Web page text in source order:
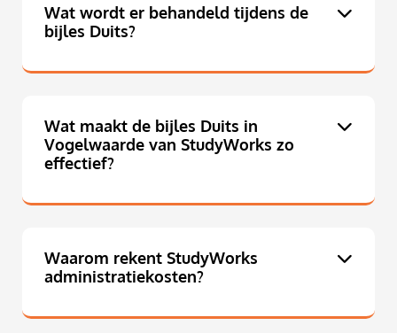
Wat wordt er behandeld tijdens de
bijles Duits?
Wat maakt de bijles Duits in
Vogelwaarde van StudyWorks zo
effectief?
Waarom rekent StudyWorks
administratiekosten?